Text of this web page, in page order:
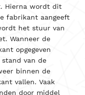
Hierna wordt dit
fabrikant aangeeft
het stuur van
Wanneer de
opgegeven
van de
binnen de
vallen. Vaak
door middel